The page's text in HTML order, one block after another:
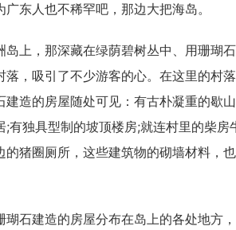
广东人也不稀罕吧，那边大把海岛。
岛上，那深藏在绿荫碧树丛中、用珊瑚
落，吸引了不少游客的心。在这里的村
建造的房屋随处可见：有古朴凝重的歇
;有独具型制的坡顶楼房;就连村里的柴房
的猪圈厕所，这些建筑物的砌墙材料，
瑚石建造的房屋分布在岛上的各处地方